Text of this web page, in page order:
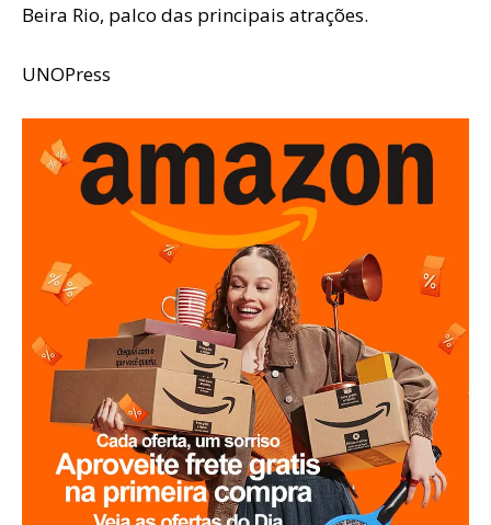
Beira Rio, palco das principais atrações.
UNOPress